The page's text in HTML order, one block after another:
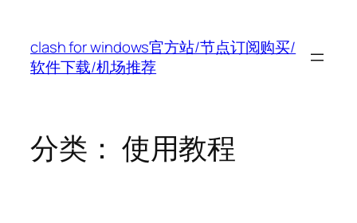
clash for windows官方站/节点订阅购买/
软件下载/机场推荐
分类： 使用教程